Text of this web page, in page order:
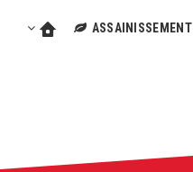
ASSAINISSEMENT